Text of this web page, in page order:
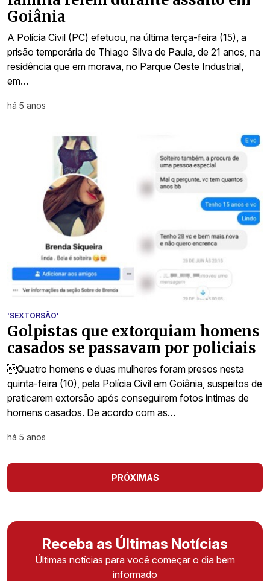
Goiânia
A Polícia Civil (PC) efetuou, na última terça-feira (15), a
prisão temporária de Thiago Silva de Paula, de 21 anos, na
residência que em morava, no Parque Oeste Industrial,
em…
há 5 anos
'SEXTORSÃO'
Golpistas que extorquiam homens
casados se passavam por policiais
Quatro homens e duas mulheres foram presos nesta
quinta-feira (10), pela Polícia Civil em Goiânia, suspeitos de
praticarem extorsão após conseguirem fotos íntimas de
homens casados. De acordo com as…
há 5 anos
PRÓXIMAS
Receba as Últimas Notícias
Últimas notícias para você começar o dia bem
informado